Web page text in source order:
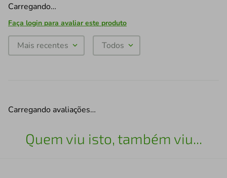
Carregando…
Faça login para avaliar este produto
Mais recentes Todos
Carregando avaliações…
Quem viu isto, também viu...